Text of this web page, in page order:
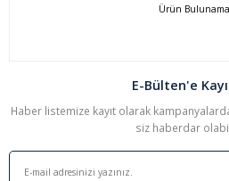
Ürün
E-Bülten'e
Haber listemize kayıt olarak
siz haberdar